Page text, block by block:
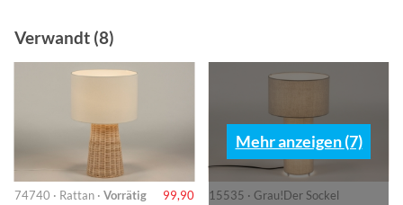
Verwandt (8)
74740 · Rattan · Vorrätig 99,90
15535 · Grau!Der Sockel
Mehr anzeigen (7)